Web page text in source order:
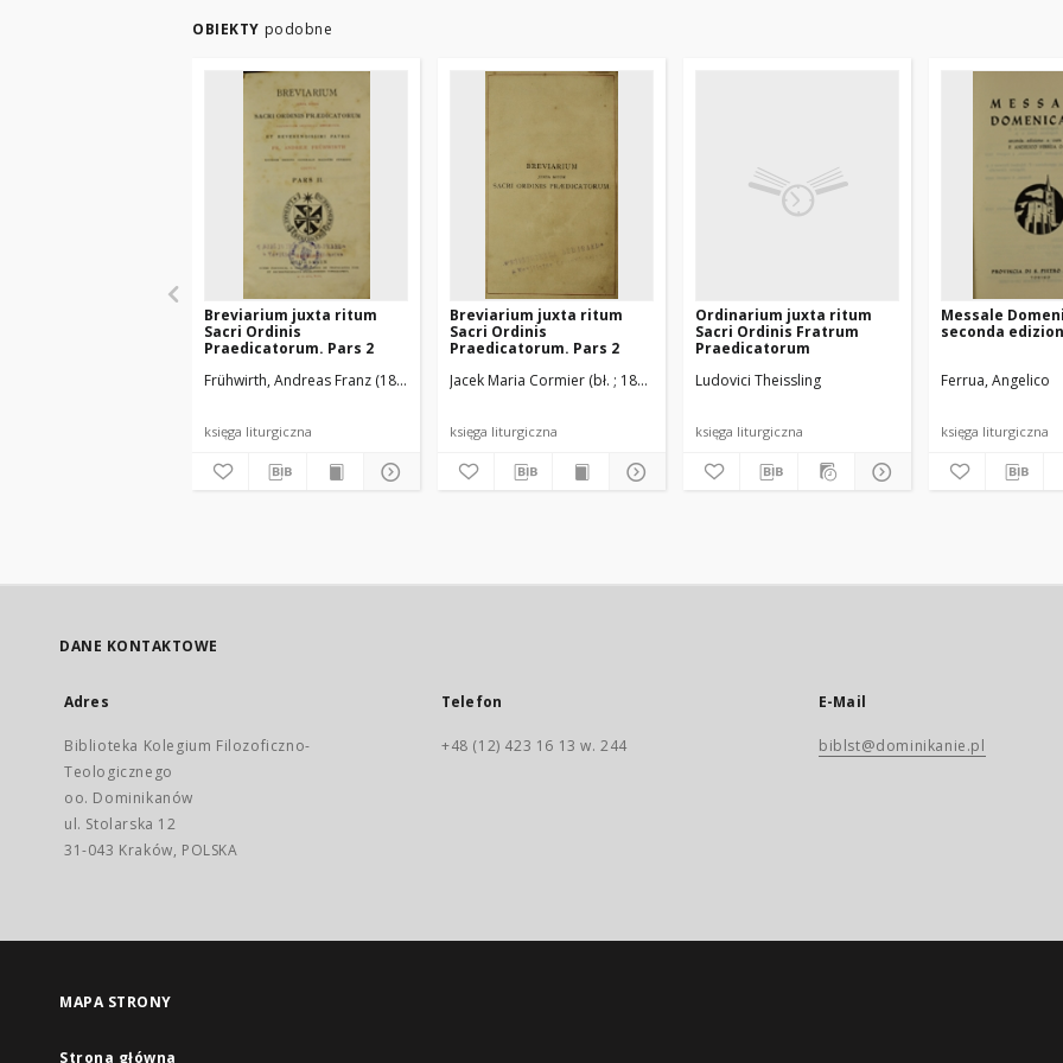
OBIEKTY podobne
Breviarium juxta ritum
Sacri Ordinis
Praedicatorum. Pars 2
Frühwirth, Andreas Franz (1845-1933) Ordo Fratrum Praedicatorum
księga liturgiczna
Breviarium juxta ritum
Sacri Ordinis
Praedicatorum. Pars 2
Jacek Maria Cormier (bł. ; 1832-1916)
Ordo Fratrum Praedicatorum
księga liturgiczna
Ordinarium juxta ritum
Sacri Ordinis Fratrum
Praedicatorum
Ludovici Theissling
księga liturgiczna
Messale
seconda
Ferrua, Angelico
księga liturgiczna
DANE KONTAKTOWE
Adres
Biblioteka Kolegium Filozoficzno-
Teologicznego
oo. Dominikanów
ul. Stolarska 12
31-043 Kraków, POLSKA
Telefon
+48 (12) 423 16 13 w. 244
E-Mail
biblst@dominikanie.pl
MAPA STRONY
Strona główna